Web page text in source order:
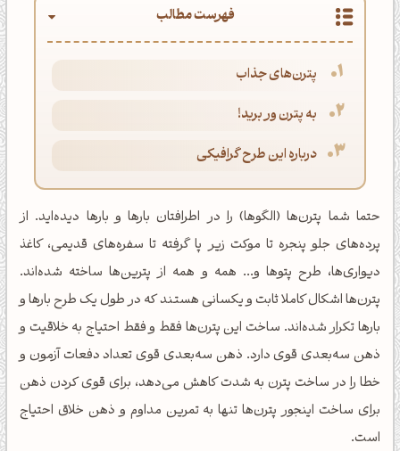
فهرست مطالب
پترن‌های جذاب
به پترن ور برید!
درباره این طرح گرافیکی
حتما شما پترن‌ها (الگوها) را در اطرافتان بارها و بارها دیده‌اید. از
پرده‌های جلو پنجره تا موکت زیر پا گرفته تا سفره‌های قدیمی، کاغذ
دیواری‌ها، طرح پتوها و... همه و همه از پترین‌ها ساخته شده‌اند.
پترن‌ها اشکال کاملا ثابت و یکسانی هستند که در طول یک طرح بارها و
بارها تکرار شده‌اند. ساخت این پترن‌ها فقط و فقط احتیاج به خلاقیت و
ذهن سه‌بعدی قوی دارد. ذهن سه‌بعدی قوی تعداد دفعات آزمون و
خطا را در ساخت پترن به شدت کاهش می‌دهد، برای قوی کردن ذهن
برای ساخت اینجور پترن‌ها تنها به تمرین مداوم و ذهن خلاق احتیاج
است.